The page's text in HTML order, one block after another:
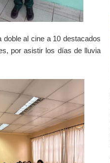
al cine a 10 destacados
por asistir los días de lluvia